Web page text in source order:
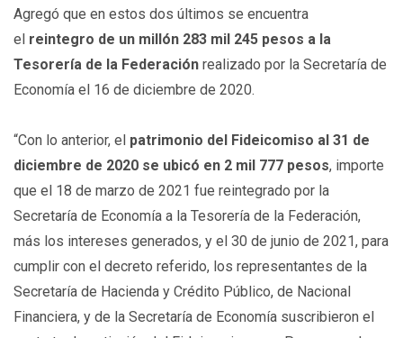
Agregó que en estos dos últimos se encuentra
el reintegro de un millón 283 mil 245 pesos a la
Tesorería de la Federación realizado por la Secretaría de
Economía el 16 de diciembre de 2020.
“Con lo anterior, el patrimonio del Fideicomiso al 31 de
diciembre de 2020 se ubicó en 2 mil 777 pesos, importe
que el 18 de marzo de 2021 fue reintegrado por la
Secretaría de Economía a la Tesorería de la Federación,
más los intereses generados, y el 30 de junio de 2021, para
cumplir con el decreto referido, los representantes de la
Secretaría de Hacienda y Crédito Público, de Nacional
Financiera, y de la Secretaría de Economía suscribieron el